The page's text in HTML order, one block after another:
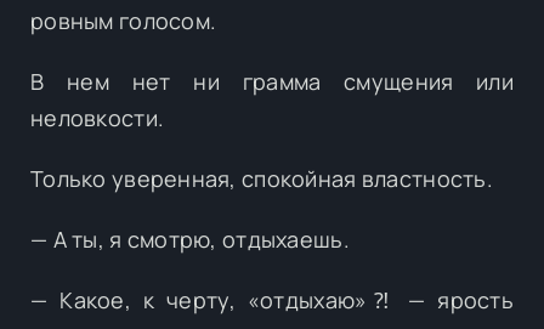
ровным голосом.
В нем нет ни грамма смущения или
неловкости.
Только уверенная, спокойная властность.
— А ты, я смотрю, отдыхаешь.
— Какое, к черту, «отдыхаю»⁈ — ярость